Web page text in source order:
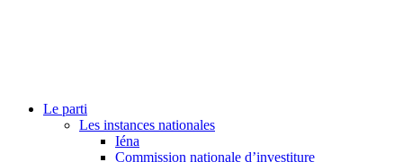
Le parti
Les instances nationales
Iéna
Commission nationale d’investiture